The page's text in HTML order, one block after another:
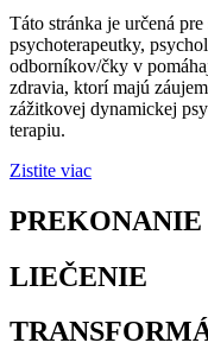
Táto stránka je určená
psychoterapeutky,
odborníkov/čky v
zdravia, ktorí majú
zážitkovej dynamickej
terapiu.
Zistite viac
PREKONANIE
LIEČENIE